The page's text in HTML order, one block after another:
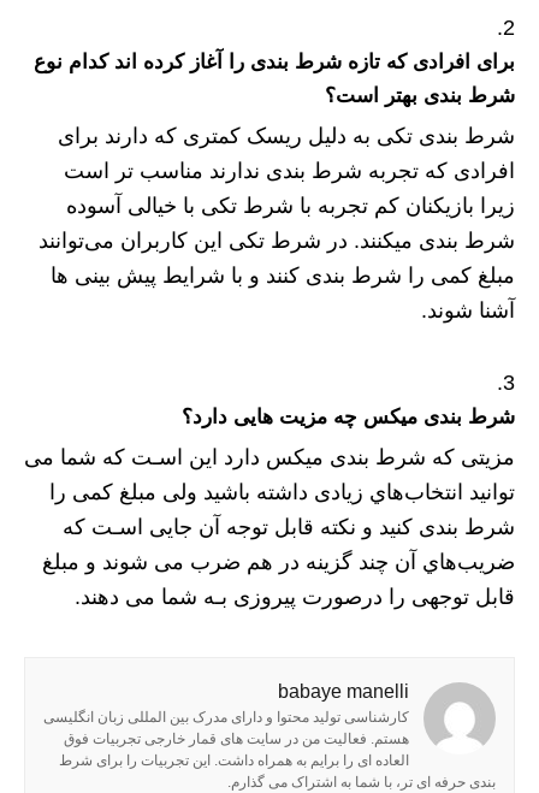
برای افرادی که تازه شرط بندی را آغاز کرده اند کدام نوع
شرط بندی بهتر است؟
شرط بندی تکی به دلیل ریسک کمتری که دارند برای
افرادی که تجربه شرط بندی ندارند مناسب تر است
زیرا بازیکنان کم تجربه با شرط تکی با خیالی آسوده
شرط بندی میکنند. در شرط تکی این کاربران می‌توانند
مبلغ کمی را شرط بندی کنند و با شرایط پیش بینی ها
آشنا شوند.
شرط بندی میکس چه مزیت هایی دارد؟
مزیتی که شرط بندی میکس دارد این اسـت که شما می
توانید انتخاب‌هاي‌ زیادی داشته باشید ولی مبلغ کمی را
شرط بندی کنید و نکته قابل توجه آن جایی اسـت که
ضریب‌هاي‌ آن چند گزینه در هم ضرب می شوند و مبلغ
قابل توجهی را درصورت پیروزی بـه شما می دهند.
babaye manelli
کارشناسی تولید محتوا و دارای مدرک بین المللی زبان انگلیسی
هستم. فعالیت من در سایت های قمار خارجی تجربیات فوق
العاده ای را برایم به همراه داشت. این تجربیات را برای شرط
بندی حرفه ای تر، با شما به اشتراک می گذارم.